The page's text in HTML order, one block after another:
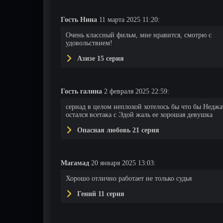
Гость Нина 11 марта 2025 11:20:
Очень классный фильм, мне нравится, смотрю с
удовольствием!
Азизе 15 серия
Гость галина 2 февраля 2025 22:59:
сериад в целом неплохой хотелось бы что бы
остался всетака с Эдой жаль ее хорошая девушка
Опасная любовь 21 серия
Магамад 20 января 2025 13:03:
Хорошо отлично работает не только судья
Гений 11 серия